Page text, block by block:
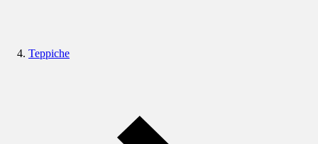
Teppiche